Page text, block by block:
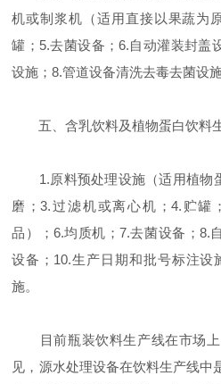
机或制浆机（适用直接以果蔬为
罐；5.去菌设备；6.自动灌装封盖
设施；8.管道设备清洗去毒去菌设施
五、含乳饮料及植物蛋白饮料生
1.原料预处理设施（适用植物
磨；3.过滤机或离心机；4.贮罐
品）；6.均质机；7.去菌设备；8.
设备；10.生产日期和批号标注设
施。
目前瓶装饮料生产线在市场上
见，源水处理设备在饮料生产线中